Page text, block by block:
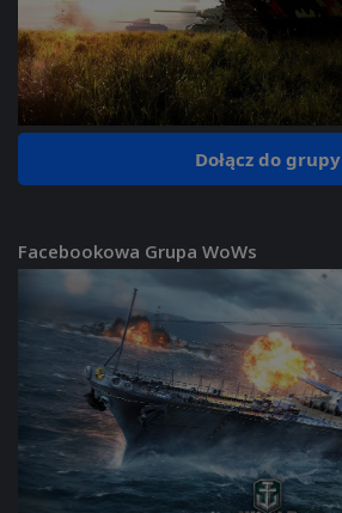
Dołącz do grupy
Facebookowa Grupa WoWs